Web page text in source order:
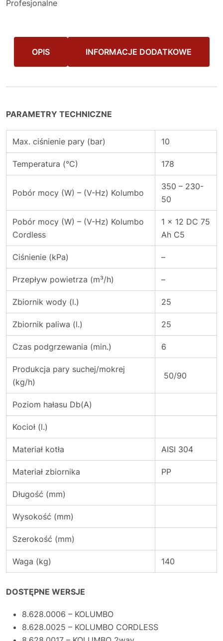
Profesjonalne
OPIS INFORMACJE DODATKOWE
PARAMETRY TECHNICZNE
Max. ciśnienie pary (bar) 10
Temperatura (°C) 178
Pobór mocy (W) – (V-Hz) Kolumbo
350 – 230-
50
Pobór mocy (W) – (V-Hz) Kolumbo
Cordless
1 x 12 DC 75
Ah C5
Ciśnienie (kPa) –
Przepływ powietrza (m³/h) –
Zbiornik wody (l.) 25
Zbiornik paliwa (l.) 25
Czas podgrzewania (min.) 6
Produkcja pary suchej/mokrej
(kg/h)
50/90
Poziom hałasu Db(A)
Kocioł (l.)
Materiał kotła AISI 304
Materiał zbiornika PP
Długość (mm)
Wysokość (mm)
Szerokość (mm)
Waga (kg) 140
DOSTĘPNE WERSJE
8.628.0006 – KOLUMBO
8.628.0025 – KOLUMBO CORDLESS